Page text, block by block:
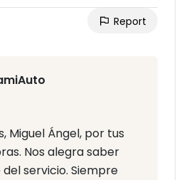
Report
Miguel Ángel, por tus
Nos alegra saber
servicio. Siempre